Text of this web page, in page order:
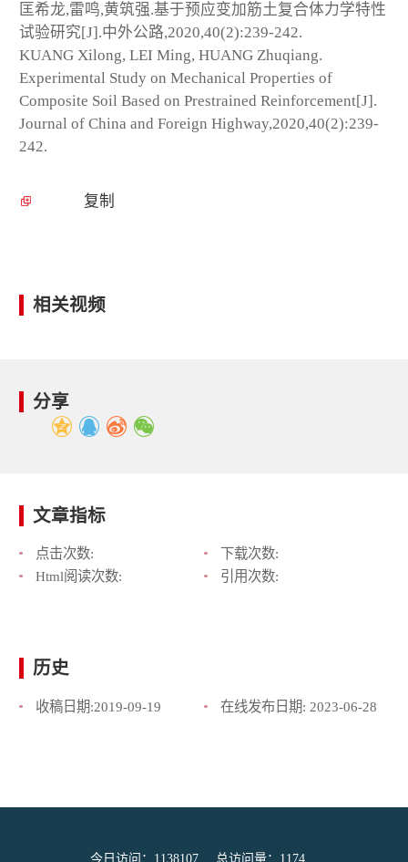
匡希龙,雷鸣,黄筑强.基于预应变加筋土复合体力学特性
试验研究[J].中外公路,2020,40(2):239-242.
KUANG Xilong, LEI Ming, HUANG Zhuqiang.
Experimental Study on Mechanical Properties of
Composite Soil Based on Prestrained Reinforcement[J].
Journal of China and Foreign Highway,2020,40(2):239-
242.
复制
相关视频
分享
文章指标
点击次数:
下载次数:
Html阅读次数:
引用次数:
历史
收稿日期:2019-09-19 在线发布日期: 2023-06-28
今日访问： 1138107 总访问量： 1174